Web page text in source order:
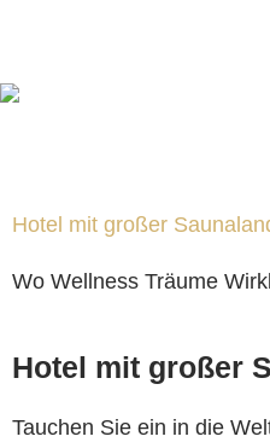
springen
Hotel mit großer
Wo Wellness Träume
Hotel mit großer
Tauchen Sie ein in die